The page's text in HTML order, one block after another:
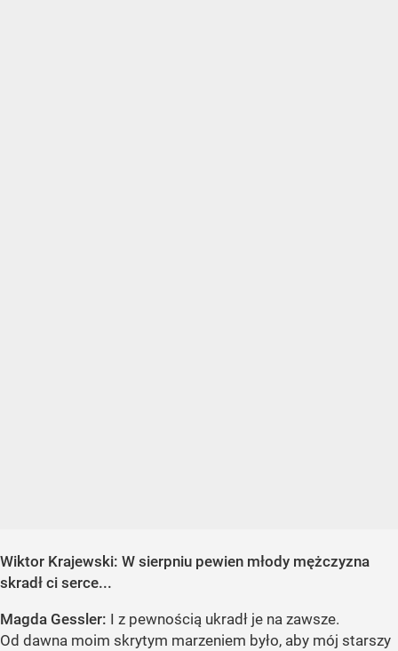
Wiktor Krajewski: W sierpniu pewien młody mężczyzna
skradł ci serce...
Magda Gessler: I z pewnością ukradł je na zawsze.
Od dawna moim skrytym marzeniem było, aby mój starszy